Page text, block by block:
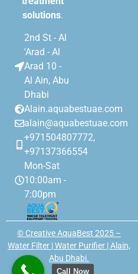
solutions.
2nd St - Al
'Arad - Al
Arad 10 -
Al Ain, Abu
Dhabi
Alain.aquabestuae.com
alain@aquabestuae.com
+971504807772,
+97137366554
Mon-Sat
10:00am -
7:00pm
© Creative AquaBest 2025 –
Water Filter | Water Purifier | Alain,
Abu Dhabi.
Call Now